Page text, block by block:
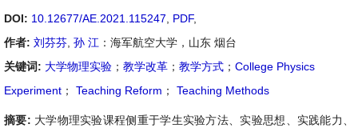
DOI: 10.12677/AE.2021.115247 PDF,
作者: 刘芬芬 孙 江 ：海军航空大学，山东 烟台
关键词: 大学物理实验 ； 教学改革 ； 教学方式 ； College Physics
Experiment ； Teaching Reform ； Teaching Methods
摘要: 大学物理实验课程侧重于学生实验方法、实验思想、实践能力、